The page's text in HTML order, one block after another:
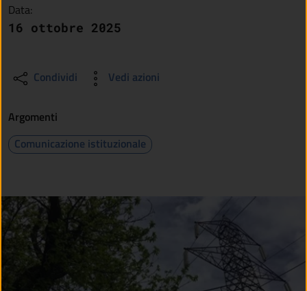
Data:
16 ottobre 2025
Condividi Vedi azioni
Argomenti
Comunicazione istituzionale